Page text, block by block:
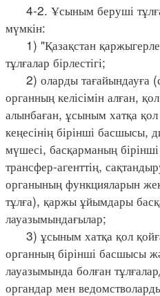
4-2. Ұсыным беруші
мүмкін:
1) "Қазақстан
тұлғалар бірлестігі;
2) оларды тағайындауға
органның келісімін алған,
алынбаған, ұсыным хатқа
кеңесінің бірінші басшысы,
мүшесі, басқарманың
трансфер-агенттің,
органының функцияларын
тұлға), қаржы ұйымдары
лауазымындағылар;
3) ұсыным хатқа қол
органның бірінші басшысы
лауазымында болған
органдар мен